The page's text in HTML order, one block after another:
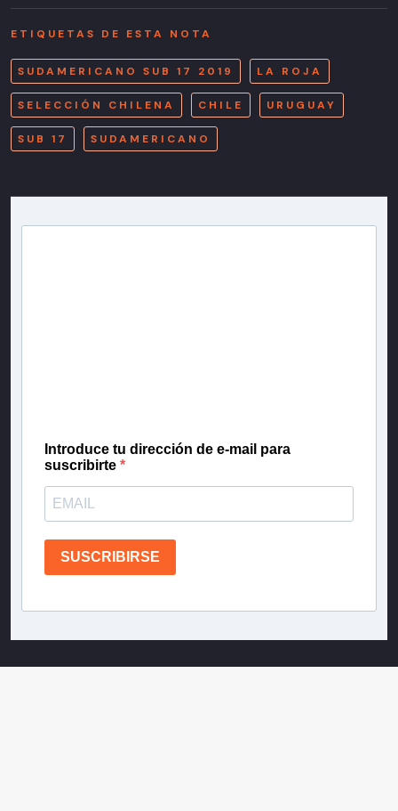
ETIQUETAS DE ESTA NOTA
SUDAMERICANO SUB 17 2019 LA ROJA
SELECCIÓN CHILENA CHILE URUGUAY
SUB 17 SUDAMERICANO
Introduce tu dirección de e-mail para
suscribirte
SUSCRIBIRSE